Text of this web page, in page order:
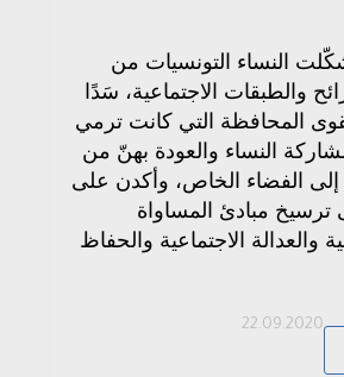
2011 ، شكّلت النساء التونسيات من
والطبقات الاجتماعية، سَدًا
المحافظة التي كانت ترمي
النساء والعودة بهنّ من
إلى الفضاء الخاص، وأكدن على
مبادئ المساواة
والعدالة الاجتماعية والحفاظ
22.09.2020